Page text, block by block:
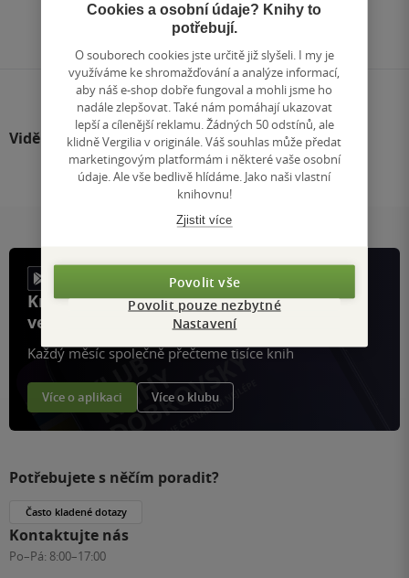
na
stránku
Viděli jste
Knihy, recenze a klubové výhody
ve vaší kapse a naší appce KDčko
Každý měsíc společně přečteme tisíce knih
Více o aplikaci Více o klubu
Potřebujete s něčím poradit?
Často kladené dotazy
Kontaktujte nás
Po–Pá: 8:00–17:00
Cookies a osobní údaje? Knihy to
potřebují.
O souborech cookies jste určitě již slyšeli. I my je
využíváme ke shromažďování a analýze informací,
aby náš e-shop dobře fungoval a mohli jsme ho
nadále zlepšovat. Také nám pomáhají ukazovat
lepší a cílenější reklamu. Žádných 50 odstínů, ale
klidně Vergilia v originále. Váš souhlas může předat
marketingovým platformám i některé vaše osobní
údaje. Ale vše bedlivě hlídáme. Jako naši vlastní
knihovnu!
Zjistit více
Povolit vše
Povolit pouze nezbytné
Nastavení